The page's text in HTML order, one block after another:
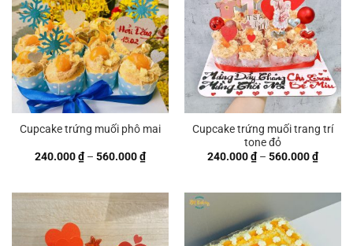
Cupcake trứng muối phô mai
240.000₫ – 560.000₫Khoảng
giá:
đến
560.000 ₫
Cupcake trứng muối trang trí
tone đỏ
240.000₫ – 560.000₫
giá:
đến